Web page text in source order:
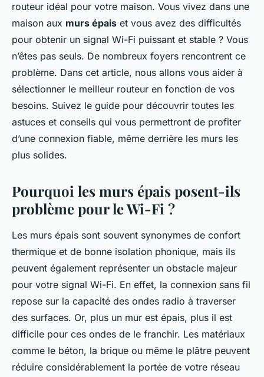
routeur idéal pour votre maison. Vous vivez dans une
maison aux murs épais et vous avez des difficultés
pour obtenir un signal Wi-Fi puissant et stable ? Vous
n’êtes pas seuls. De nombreux foyers rencontrent ce
problème. Dans cet article, nous allons vous aider à
sélectionner le meilleur routeur en fonction de vos
besoins. Suivez le guide pour découvrir toutes les
astuces et conseils qui vous permettront de profiter
d’une connexion fiable, même derrière les murs les
plus solides.
Pourquoi les murs épais posent-ils
problème pour le Wi-Fi ?
Les murs épais sont souvent synonymes de confort
thermique et de bonne isolation phonique, mais ils
peuvent également représenter un obstacle majeur
pour votre signal Wi-Fi. En effet, la connexion sans fil
repose sur la capacité des ondes radio à traverser
des surfaces. Or, plus un mur est épais, plus il est
difficile pour ces ondes de le franchir. Les matériaux
comme le béton, la brique ou même le plâtre peuvent
réduire considérablement la portée de votre réseau